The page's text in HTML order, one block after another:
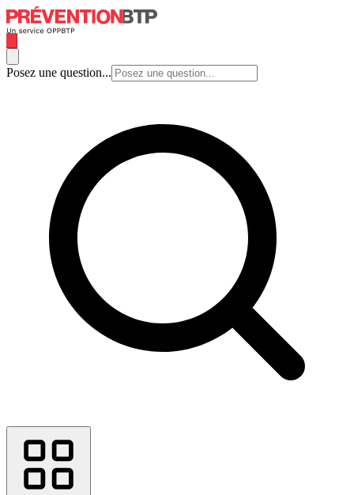
Posez une question...